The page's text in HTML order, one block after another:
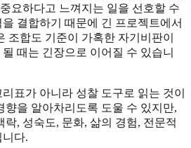
요하다고 느껴지는 일을 선호할 수
결합하기 때문에 긴 프로젝트에서
조합도 기준이 가혹한 자기비판이
때는 긴장으로 이어질 수 있습니
표가 아니라 성찰 도구로 읽는 것이
향을 알아차리도록 도울 수 있지만,
락, 성숙도, 문화, 삶의 경험, 전문적
다.